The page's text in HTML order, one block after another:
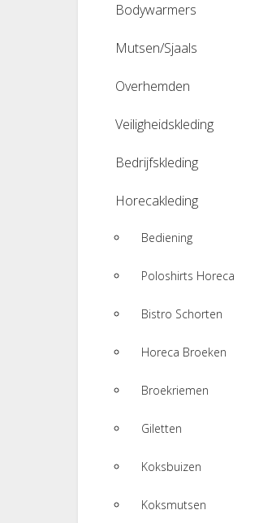
Bodywarmers
Mutsen/Sjaals
Overhemden
Veiligheidskleding
Bedrijfskleding
Horecakleding
Bediening
Poloshirts Horeca
Bistro Schorten
Horeca Broeken
Broekriemen
Giletten
Koksbuizen
Koksmutsen